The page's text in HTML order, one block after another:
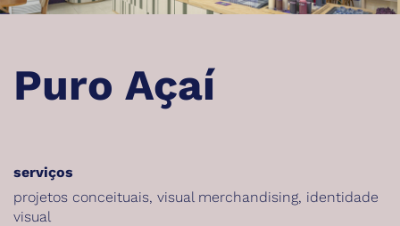
Puro Açaí
serviços
projetos conceituais, visual merchandising, identidade
visual